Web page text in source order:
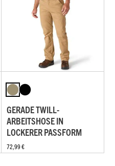
GERADE TWILL-
ARBEITSHOSE IN
LOCKERER PASSFORM
72,99 €